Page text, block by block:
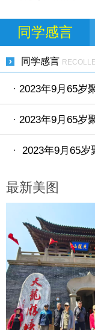
同学感言
同学感言
· 2023年9月65岁
· 2023年9月65岁
· 2023年9月65
最新美图